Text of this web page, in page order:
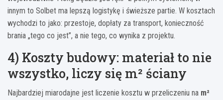
innym to Solbet ma lepszą logistykę i świeższe partie. W kosztach
wychodzi to jako: przestoje, dopłaty za transport, konieczność
brania „tego co jest”, a nie tego, co wynika z projektu.
4) Koszty budowy: materiał to nie
wszystko, liczy się m² ściany
Najbardziej miarodajne jest liczenie kosztu w przeliczeniu na m²